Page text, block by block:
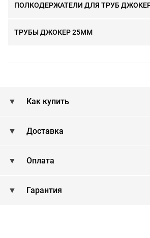
ПОЛКОДЕРЖАТЕЛИ ДЛЯ ТРУБ
ТРУБЫ ДЖОКЕР 25ММ
Как купить
Доставка
Оплата
Гарантия